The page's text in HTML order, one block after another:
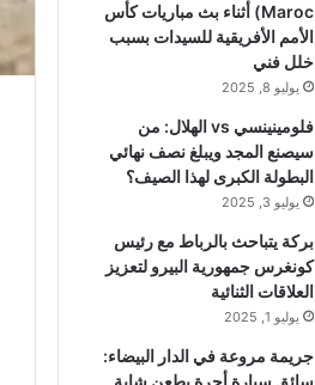
Maroc) أثناء بث مباريات كأس
الأمم الأفريقية للسيدات بسبب
خلل فني
يوليو 8, 2025
فلومينينسي vs الهلال: من
سيصنع المجد ويبلغ نصف نهائي
البطولة الكبرى لهذا الصيف؟
يوليو 3, 2025
بركة يتباحث بالرباط مع رئيس
كونغرس جمهورية البيرو لتعزيز
العلاقات الثنائية
يوليو 1, 2025
جريمة مروعة في الدار البيضاء:
سائق سيارة أجرة يطعن شابة